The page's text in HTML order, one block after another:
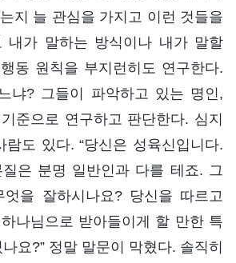
지 늘 관심을 가지고 이런 것들을
내가 말하는 방식이나 내가 말할
동 원칙을 부지런히도 연구한다.
냐? 그들이 파악하고 있는 명인,
준으로 연구하고 판단한다. 심지
도 있다. “당신은 성육신입니다.
은 분명 일반인과 다를 테죠. 그
을 잘하시나요? 당신을 따르고
나님으로 받아들이게 할 만한 특
요?” 정말 말문이 막혔다. 솔직히